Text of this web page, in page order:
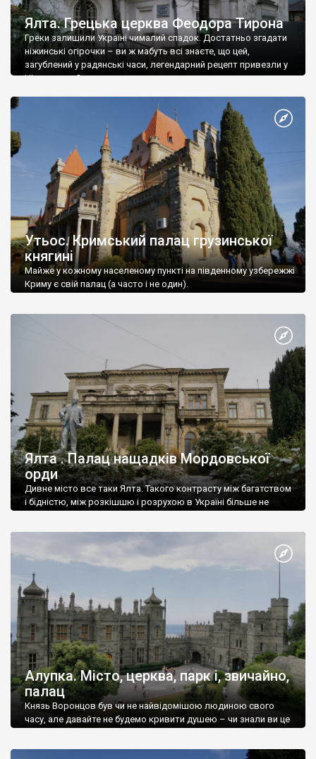
Ялта. Грецька церква Феодора Тирона
Греки залишили Україні чималий спадок. Достатньо згадати
ніжинські огірочки – ви ж мабуть всі знаєте, що цей,
загублений у радянські часи, легендарний рецепт привезли у
Ніжин греки?
Утьос. Кримський палац грузинської
княгині
Майже у кожному населеному пункті на південному узбережжі
Криму є свій палац (а часто і не один).
Ялта . Палац нащадків Мордовської
орди
Дивне місто все таки Ялта. Такого контрасту між багатством
і бідністю, між розкішшю і розрухою в Україні більше не
Алупка. Місто, церква, парк і, звичайно,
палац
Князь Воронцов був чи не найвідомішою людиною свого
часу, але давайте не будемо кривити душею – чи знали ви це